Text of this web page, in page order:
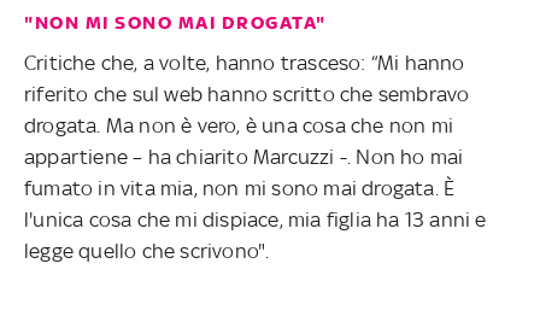
"NON MI SONO MAI DROGATA"
Critiche che, a volte, hanno trasceso: “Mi hanno
riferito che sul web hanno scritto che sembravo
drogata. Ma non è vero, è una cosa che non mi
appartiene – ha chiarito Marcuzzi -. Non ho mai
fumato in vita mia, non mi sono mai drogata. È
l'unica cosa che mi dispiace, mia figlia ha 13 anni e
legge quello che scrivono".